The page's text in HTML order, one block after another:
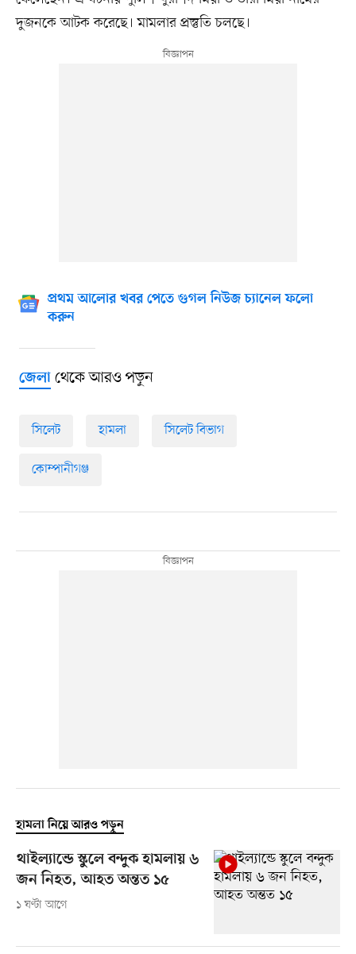
দুজনকে আটক করেছে। মামলার প্রস্তুতি চলছে।
প্রথম আলোর খবর পেতে গুগল নিউজ চ্যানেল ফলো
করুন
জেলাথেকে আরও পড়ুন
সিলেট হামলা সিলেট বিভাগ
কোম্পানীগঞ্জ
হামলা নিয়ে আরও পড়ুন
থাইল্যান্ডে স্কুলে বন্দুক হামলায় ৬
জন নিহত, আহত অন্তত ১৫
১ ঘণ্টা আগে